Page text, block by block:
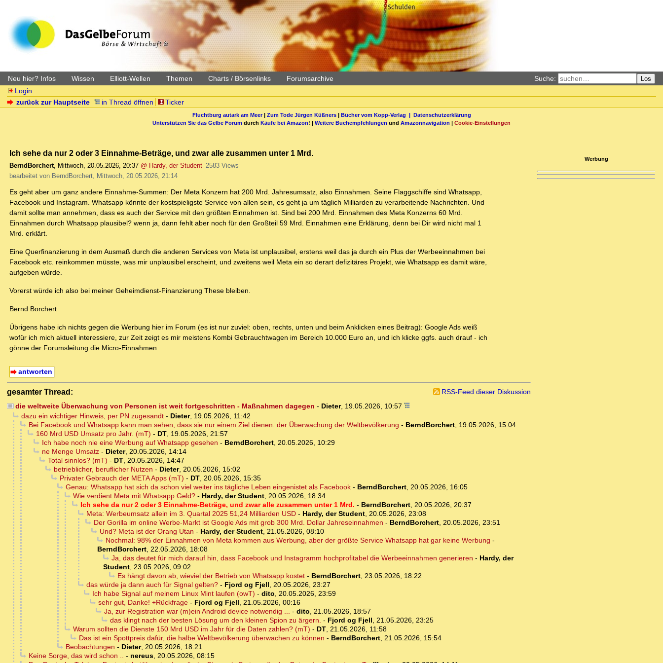
Neu hier? Infos Wissen Elliott-Wellen Themen Charts / Börsenlinks Forumsarchive Suche: Los
Login
zurück zur Hauptseite
in Thread öffnen Ticker
Fluchtburg autark am Meer| Zum Tode Jürgen Küßners| Bücher vom Kopp-Verlag | Datenschutzerklärung
Unterstützen Sie das Gelbe Forum durch Käufe bei Amazon! | Weitere Buchempfehlungen und Amazonnavigation | Cookie-Einstellungen
Ich sehe da nur 2 oder 3 Einnahme-Beträge, und zwar alle zusammen unter 1 Mrd.
BerndBorchert, Mittwoch, 20.05.2026, 20:37 @ Hardy, der Student 2583 Views
bearbeitet von BerndBorchert, Mittwoch, 20.05.2026, 21:14
Es geht aber um ganz andere Einnahme-Summen: Der Meta Konzern hat 200 Mrd. Jahresumsatz, also Einnahmen. Seine Flaggschiffe sind Whatsapp,
Facebook und Instagram. Whatsapp könnte der kostspieligste Service von allen sein, es geht ja um täglich Milliarden zu verarbeitende Nachrichten. Und
damit sollte man annehmen, dass es auch der Service mit den größten Einnahmen ist. Sind bei 200 Mrd. Einnahmen des Meta Konzerns 60 Mrd.
Einnahmen durch Whatsapp plausibel? wenn ja, dann fehlt aber noch für den Großteil 59 Mrd. Einnahmen eine Erklärung, denn bei Dir wird nicht mal 1
Mrd. erklärt.
Eine Querfinanzierung in dem Ausmaß durch die anderen Services von Meta ist unplausibel, erstens weil das ja durch ein Plus der Werbeeinnahmen bei
Facebook etc. reinkommen müsste, was mir unplausibel erscheint, und zweitens weil Meta ein so derart defizitäres Projekt, wie Whatsapp es damit wäre,
aufgeben würde.
Vorerst würde ich also bei meiner Geheimdienst-Finanzierung These bleiben.
Bernd Borchert
Übrigens habe ich nichts gegen die Werbung hier im Forum (es ist nur zuviel: oben, rechts, unten und beim Anklicken eines Beitrag): Google Ads weiß
wofür ich mich aktuell interessiere, zur Zeit zeigt es mir meistens Kombi Gebrauchtwagen im Bereich 10.000 Euro an, und ich klicke ggfs. auch drauf - ich
gönne der Forumsleitung die Micro-Einnahmen.
antworten
gesamter Thread:
RSS-Feed dieser Diskussion
die weltweite Überwachung von Personen ist weit fortgeschritten - Maßnahmen dagegen - Dieter, 19.05.2026, 10:57
dazu ein wichtiger Hinweis, per PN zugesandt- Dieter, 19.05.2026, 11:42
Bei Facebook und Whatsapp kann man sehen, dass sie nur einem Ziel dienen: der Überwachung der Weltbevölkerung - BerndBorchert, 19.05.2026, 15:04
160 Mrd USD Umsatz pro Jahr. (mT) - DT, 19.05.2026, 21:57
Ich habe noch nie eine Werbung auf Whatsapp gesehen - BerndBorchert, 20.05.2026, 10:29
ne Menge Umsatz- Dieter, 20.05.2026, 14:14
Total sinnlos? (mT) - DT, 20.05.2026, 14:47
betrieblicher, beruflicher Nutzen - Dieter, 20.05.2026, 15:02
Privater Gebrauch der META Apps (mT) - DT, 20.05.2026, 15:35
Genau: Whatsapp hat sich da schon viel weiter ins tägliche Leben eingenistet als Facebook- BerndBorchert, 20.05.2026, 16:05
Wie verdient Meta mit Whatsapp Geld?- Hardy, der Student, 20.05.2026, 18:34
Ich sehe da nur 2 oder 3 Einnahme-Beträge, und zwar alle zusammen unter 1 Mrd. - BerndBorchert, 20.05.2026, 20:37
Meta: Werbeumsatz allein im 3. Quartal 2025 51,24 Milliarden USD- Hardy, der Student, 20.05.2026, 23:08
Der Gorilla im online Werbe-Markt ist Google Ads mit grob 300 Mrd. Dollar Jahreseinnahmen - BerndBorchert, 20.05.2026, 23:51
Und? Meta ist der Orang Utan - Hardy, der Student, 21.05.2026, 08:10
Nochmal: 98% der Einnahmen von Meta kommen aus Werbung, aber der größte Service Whatsapp hat gar keine Werbung -
BerndBorchert, 22.05.2026, 18:08
Ja, das deutet für mich darauf hin, dass Facebook und Instagramm hochprofitabel die Werbeeinnahmen generieren - Hardy, der
Student, 23.05.2026, 09:02
Es hängt davon ab, wieviel der Betrieb von Whatsapp kostet- BerndBorchert, 23.05.2026, 18:22
das würde ja dann auch für Signal gelten?- Fjord og Fjell, 20.05.2026, 23:27
Ich habe Signal auf meinem Linux Mint laufen (owT) - dito, 20.05.2026, 23:59
sehr gut, Danke! +Rückfrage- Fjord og Fjell, 21.05.2026, 00:16
Ja, zur Registration war (m)ein Android device notwendig ... - dito, 21.05.2026, 18:57
das klingt nach der besten Lösung um den kleinen Spion zu ärgern. - Fjord og Fjell, 21.05.2026, 23:25
Warum sollten die Dienste 150 Mrd USD im Jahr für die Daten zahlen? (mT) - DT, 21.05.2026, 11:58
Das ist ein Spottpreis dafür, die halbe Weltbevölkerung überwachen zu können - BerndBorchert, 21.05.2026, 15:54
Beobachtungen - Dieter, 20.05.2026, 18:21
Keine Sorge, das wird schon .. - nereus, 20.05.2026, 08:15
Werbung